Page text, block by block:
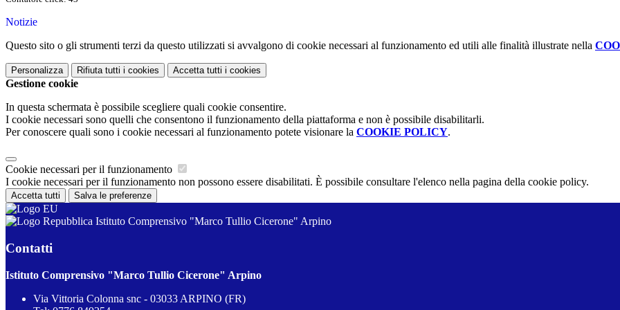
Notizie
Questo sito o gli strumenti terzi da questo utilizzati si avvalgono di cookie necessari al funzionamento ed utili alle finalità illustrate nella
Personalizza Rifiuta tutti i cookies Accetta tutti i cookies
Gestione cookie
In questa schermata è possibile scegliere quali cookie consentire.
I cookie necessari sono quelli che consentono il funzionamento della piattaforma e non è possibile disabilitarli.
Per conoscere quali sono i cookie necessari al funzionamento potete visionare la COOKIE POLICY.
Cookie necessari per il funzionamento
I cookie necessari per il funzionamento non possono essere disabilitati. È possibile consultare l'elenco nella pagina della cookie policy.
Accetta tutti Salva le preferenze
Istituto Comprensivo "Marco Tullio Cicerone" Arpino
Contatti
Istituto Comprensivo "Marco Tullio Cicerone" Arpino
Via Vittoria Colonna snc - 03033 ARPINO (FR)